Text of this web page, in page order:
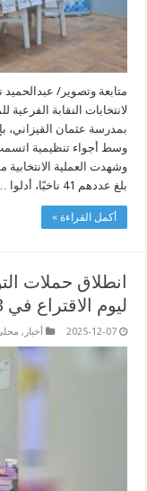
متابعة وتصوير/ عبدالحميد
لانتخابات النقابة
بمدرسة عثمان القيزاني،
وسط أجواء تنظيمية اتسمت
وشهدت العملية
بلغ عددهم 41 ناخبًا، أدلوا …
أكمل القراءة »
انطلاق حملات
ليوم الاقتراع في 13 ديسمبر
2025-12-07 أخبار ,